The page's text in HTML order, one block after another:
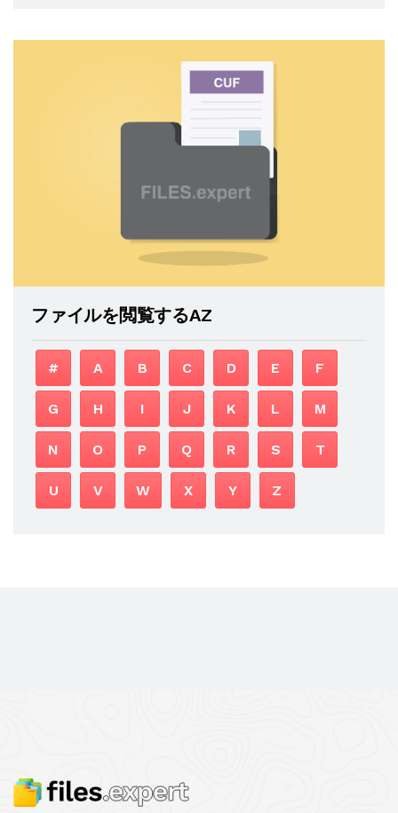
ファイルを閲覧するAZ
# A B C D E F
G H I J K L M
N O P Q R S T
U V W X Y Z